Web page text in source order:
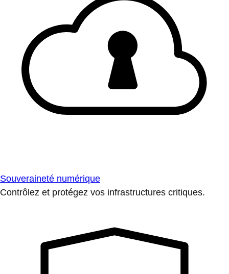
Souveraineté numérique
Contrôlez et protégez vos infrastructures critiques.